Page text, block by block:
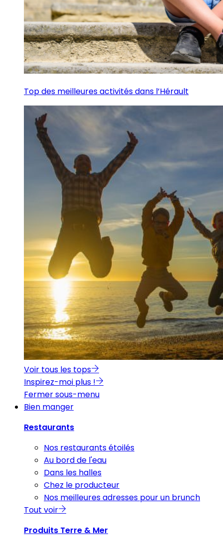
Top des meilleures activités dans l’Hérault
Voir tous les tops
Inspirez-moi plus !
Fermer sous-menu
Bien manger
Restaurants
Nos restaurants étoilés
Au bord de l'eau
Dans les halles
Chez le producteur
Nos meilleures adresses pour un brunch
Tout voir
Produits Terre & Mer